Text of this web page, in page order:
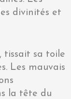
divinités et
tissait sa toile
Les mauvais
la tête du